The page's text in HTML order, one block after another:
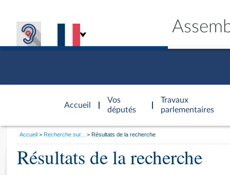
Accueil
d'accueil
Vos
députés
Travaux
parlementaires
Général
Vous
Accueil Recherche sur... Résultats de la recherche
Résultats de la recherche